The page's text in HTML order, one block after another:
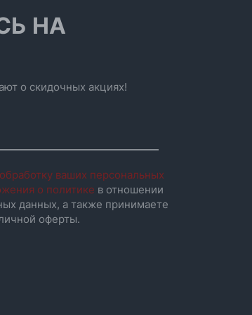
НА
о скидочных акциях!
обработку ваших персональных
о политике в отношении
данных, а также принимаете
оферты.